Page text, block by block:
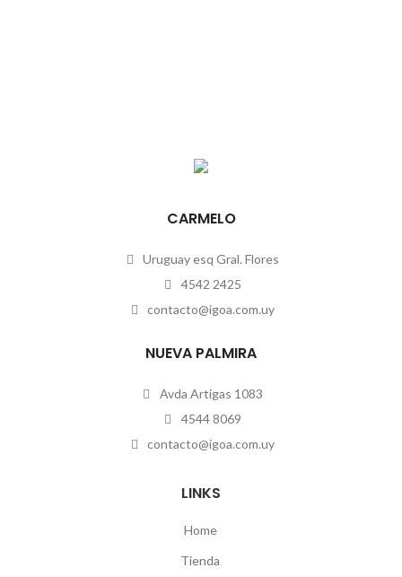
CARMELO
Uruguay esq Gral. Flores
4542 2425
contacto@igoa.com.uy
NUEVA PALMIRA
Avda Artigas 1083
4544 8069
contacto@igoa.com.uy
LINKS
Home
Tienda